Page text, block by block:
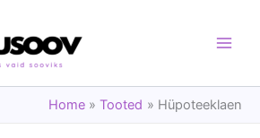
Home Tooted Hüpoteeklaen